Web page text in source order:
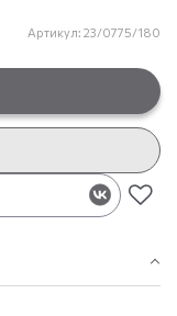
Артикул: 23/0775/180